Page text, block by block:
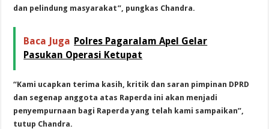
dan pelindung masyarakat”, pungkas Chandra.
Baca Juga Polres Pagaralam Apel Gelar
Pasukan Operasi Ketupat
“Kami ucapkan terima kasih, kritik dan saran pimpinan DPRD
dan segenap anggota atas Raperda ini akan menjadi
penyempurnaan bagi Raperda yang telah kami sampaikan”,
tutup Chandra.